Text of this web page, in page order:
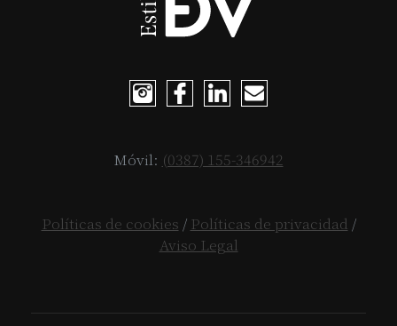
Móvil: (0387) 155-346942
Políticas de cookies / Políticas de privacidad /
Aviso Legal